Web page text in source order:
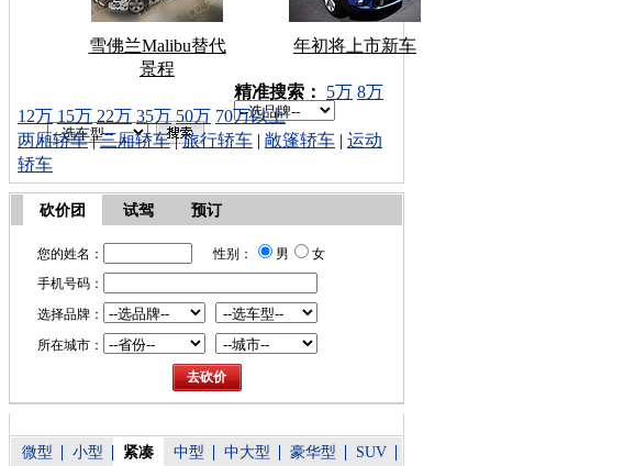
雪佛兰Malibu替代
景程
年初将上市新车
车型搜索：
精准搜索： 5万 8万
12万 15万 22万 35万 50万 70万以上
两厢轿车|三厢轿车|旅行轿车 | 敞篷轿车 | 运动
轿车
砍价团 试驾 预订
您的姓名： 性别： 男
女
手机号码：
选择品牌：
所在城市：
微型 小型 紧凑 中型 中大型 豪华型 SUV